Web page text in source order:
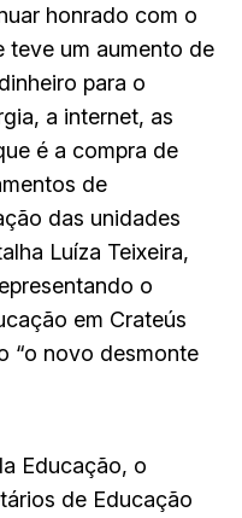
honrado com o
teve um aumento de
para o
a internet, as
é a compra de
de
das unidades
Luíza Teixeira,
o
em Crateús
“o novo desmonte
Educação, o
de Educação